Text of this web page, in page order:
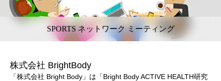
SPORTS ネットワーク ミーティング
株式会社 BrightBody
「株式会社 Bright Body」は「Bright Body ACTIVE HEALTH研究